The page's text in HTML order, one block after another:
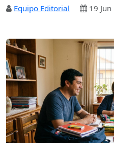
Equipo Editorial 19